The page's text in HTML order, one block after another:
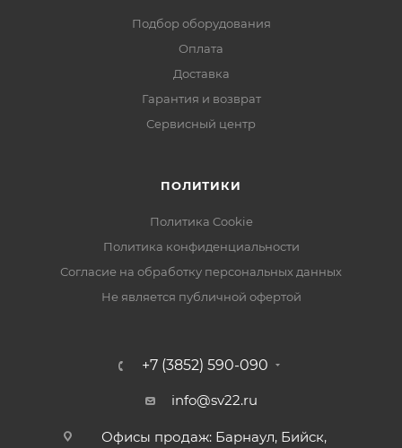
Подбор оборудования
Оплата
Доставка
Гарантия и возврат
Сервисный центр
ПОЛИТИКИ
Политика Cookie
Политика конфиденциальности
Согласие на обработку персональных данных
Не является публичной офертой
+7 (3852) 590-090
info@sv22.ru
Офисы продаж: Барнаул, Бийск,